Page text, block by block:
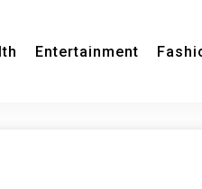
Entertainment